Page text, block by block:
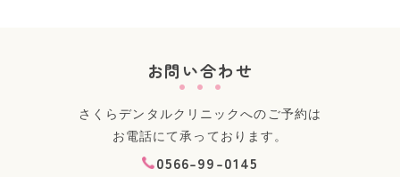
お問い合わせ
さくらデンタルクリニックへのご予約は
お電話にて承っております。
0566-99-0145